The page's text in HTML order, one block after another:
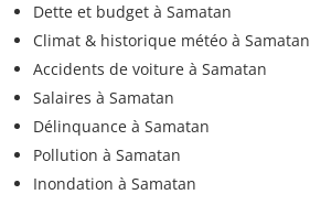
Dette et budget à Samatan
Climat & historique météo à Samatan
Accidents de voiture à Samatan
Salaires à Samatan
Délinquance à Samatan
Pollution à Samatan
Inondation à Samatan